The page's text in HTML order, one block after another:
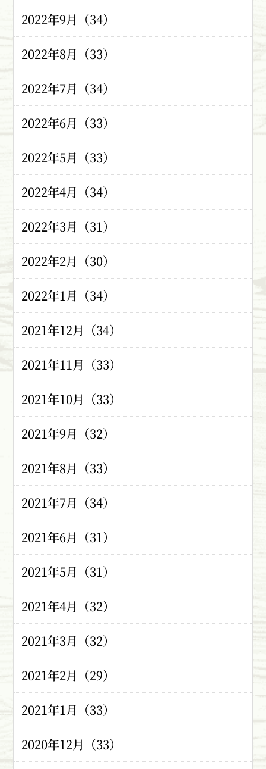
2022年9月（34）
2022年8月（33）
2022年7月（34）
2022年6月（33）
2022年5月（33）
2022年4月（34）
2022年3月（31）
2022年2月（30）
2022年1月（34）
2021年12月（34）
2021年11月（33）
2021年10月（33）
2021年9月（32）
2021年8月（33）
2021年7月（34）
2021年6月（31）
2021年5月（31）
2021年4月（32）
2021年3月（32）
2021年2月（29）
2021年1月（33）
2020年12月（33）